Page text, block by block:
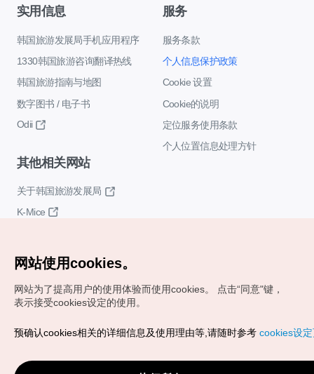
实用信息
韩国旅游发展局手机应用程序
1330韩国旅游咨询翻译热线
韩国旅游指南与地图
数字图书 / 电子书
Odii
服务
服务条款
个人信息保护政策
Cookie 设置
Cookie的说明
定位服务使用条款
个人位置信息处理方针
其他相关网站
关于韩国旅游发展局
K-Mice
Copyrights (c) 韩国旅游发展局版权所有
VISITKOREA官方邮箱
网站使用cookies。
网站为了提高用户的使用体验而使用cookies。
点击“同意"键，
表示接受cookies设定的使用。
预确认cookies相关的详细信息及使用理由等,请随时参考 cookies设